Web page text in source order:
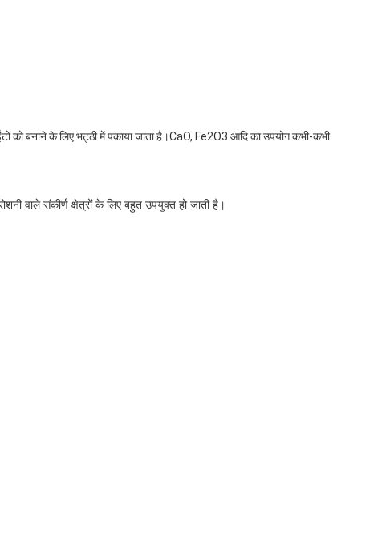
को बनाने के लिए भट्ठी में पकाया जाता है।CaO, Fe2O3 आदि का उपयोग कभी-कभी
वाले संकीर्ण क्षेत्रों के लिए बहुत उपयुक्त हो जाती है।